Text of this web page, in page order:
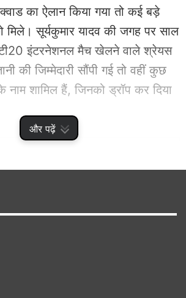
और पढ़ें
का ऐलान किया गया तो कई बड़े
मिले। सूर्यकुमार यादव की जगह पर साल
इंटरनेशनल मैच खेलने वाले श्रेयस
की जिम्मेदारी सौंपी गई तो वहीं कुछ
नाम शामिल हैं, जिनको ड्रॉप कर दिया